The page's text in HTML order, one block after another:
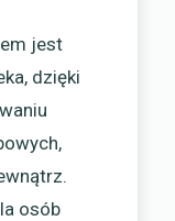
jest
dzięki
osób